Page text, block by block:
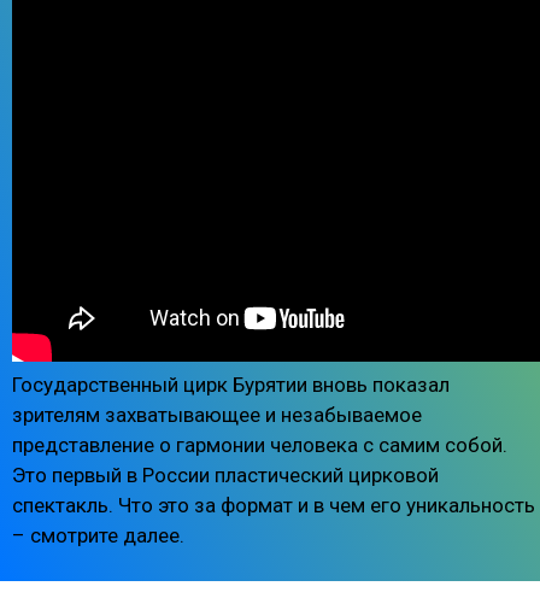
Государственный цирк Бурятии вновь показал
зрителям захватывающее и незабываемое
представление о гармонии человека с самим собой.
Это первый в России пластический цирковой
спектакль. Что это за формат и в чем его уникальность
– смотрите далее.